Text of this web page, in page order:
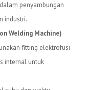
penyambungan
industri.
Welding Machine)
fitting elektrofusi
internal untuk